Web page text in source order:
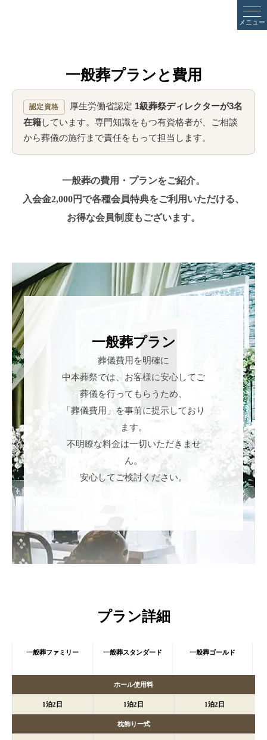
メニュー
一般葬プランと費用
認定資格 厚生労働省認定 1級葬祭ディレクターが3名
在籍しています。専門知識をもつ有資格者が、ご相談
から葬儀の施行まで責任をもって担当します。
一般葬の費用・プランをご紹介。
入会金2,000円で各種会員特典をご利用いただける、
お得な会員制度もございます。
一般葬プラン
葬儀費用を明確に
中本葬祭では、お客様に安心してご
葬儀を行ってもらうため、
「葬儀費用」を事前に提示しており
ます。
不明瞭な料金は一切いただきませ
ん。
安心してご検討ください。
プラン詳細
一般葬ファミリー 一般葬スタンダード 一般葬ゴールド
ホール使用料
1泊2日 1泊2日 1泊2日
枕飾り一式